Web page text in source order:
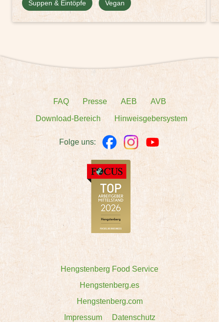
Suppen & Eintöpfe Vegan
FAQ Presse AEB AVB
Download-Bereich Hinweisgebersystem
Folge uns:
Hengstenberg Food Service
Hengstenberg.es
Hengstenberg.com
Impressum
Datenschutz